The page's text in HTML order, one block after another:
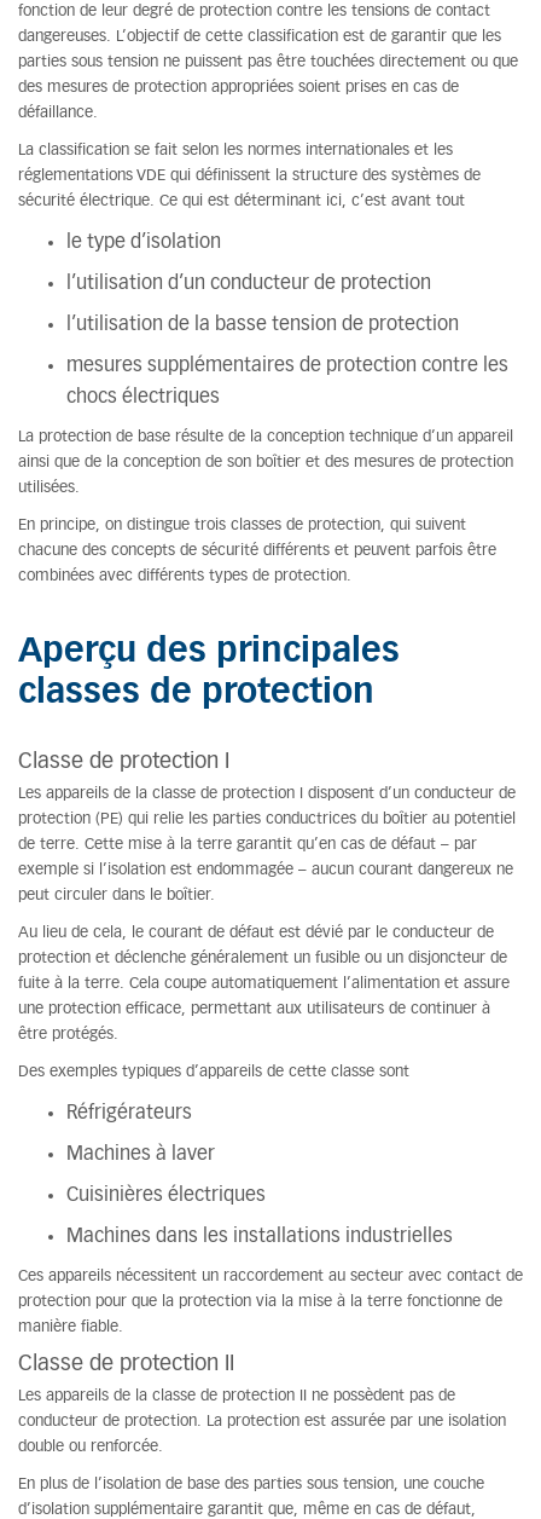
fonction de leur degré de protection contre les tensions de contact
dangereuses. L’objectif de cette classification est de garantir que les
parties sous tension ne puissent pas être touchées directement ou que
des mesures de protection appropriées soient prises en cas de
défaillance.
La classification se fait selon les normes internationales et les
réglementations VDE qui définissent la structure des systèmes de
sécurité électrique. Ce qui est déterminant ici, c’est avant tout
le type d’isolation
l’utilisation d’un conducteur de protection
l’utilisation de la basse tension de protection
mesures supplémentaires de protection contre les
chocs électriques
La protection de base résulte de la conception technique d’un appareil
ainsi que de la conception de son boîtier et des mesures de protection
utilisées.
En principe, on distingue trois classes de protection, qui suivent
chacune des concepts de sécurité différents et peuvent parfois être
combinées avec différents types de protection.
Aperçu des principales
classes de protection
Classe de protection I
Les appareils de la classe de protection I disposent d’un conducteur de
protection (PE) qui relie les parties conductrices du boîtier au potentiel
de terre. Cette mise à la terre garantit qu’en cas de défaut – par
exemple si l’isolation est endommagée – aucun courant dangereux ne
peut circuler dans le boîtier.
Au lieu de cela, le courant de défaut est dévié par le conducteur de
protection et déclenche généralement un fusible ou un disjoncteur de
fuite à la terre. Cela coupe automatiquement l’alimentation et assure
une protection efficace, permettant aux utilisateurs de continuer à
être protégés.
Des exemples typiques d’appareils de cette classe sont
Réfrigérateurs
Machines à laver
Cuisinières électriques
Machines dans les installations industrielles
Ces appareils nécessitent un raccordement au secteur avec contact de
protection pour que la protection via la mise à la terre fonctionne de
manière fiable.
Classe de protection II
Les appareils de la classe de protection II ne possèdent pas de
conducteur de protection. La protection est assurée par une isolation
double ou renforcée.
En plus de l’isolation de base des parties sous tension, une couche
d’isolation supplémentaire garantit que, même en cas de défaut,